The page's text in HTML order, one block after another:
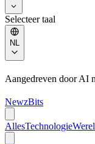
Selecteer taal
NL
Aangedreven door AI
NewzBits
AllesTechnologie